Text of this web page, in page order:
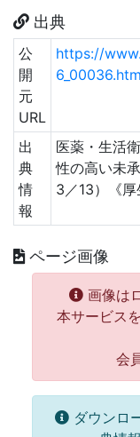
出典
公
開
元
URL
https://
出
典
情
報
医薬・生活
性の高い未
3／13）《厚
ページ画像
画像は
本サービス
会
ダウンロ